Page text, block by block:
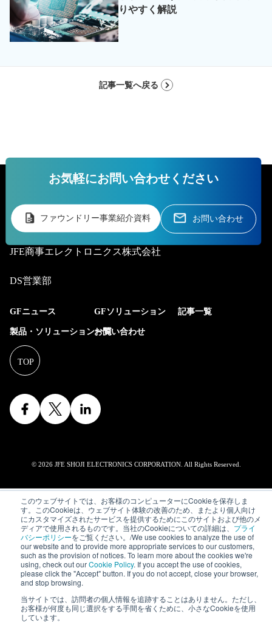
このウェブサイトでは、お客様のコンピューターにCookieを保存しま
す。このCookieは、ウェブサイト体験の改善のため、またより個人向け
にカスタマイズされたサービスを提供するためにこのサイトおよび他のメ
ディアで使用されるものです。当社のCookieについての詳細は、 プライ
バシーポリシーをご覧ください。/We use cookies to analyze the use of
our website and to provide more appropriate services to our customers,
such as the provision of notices. To learn more about the cookies we're
using, check out ourCookie Policy. If you accept the use of cookies,
please click the "Accept" button. If you do not accept, close your browser,
and stop browsing.
当サイトでは、訪問者の個人情報を追跡することはありません。ただし、
お客様が何度も同じ選択をする手間を省くために、小さなCookieを使用
しています。
りやすく解説
記事一覧へ戻る
お気軽にお問い合わせください
ファウンドリー事業紹介資料 お問い合わせ
JFE商事エレクトロニクス株式会社
DS営業部
GFニュース GFソリューション 記事一覧
製品・ソリューション一覧お問い合わせ
© 2026 JFE SHOJI ELECTRONICS CORPORATION. All Rights Reserved.